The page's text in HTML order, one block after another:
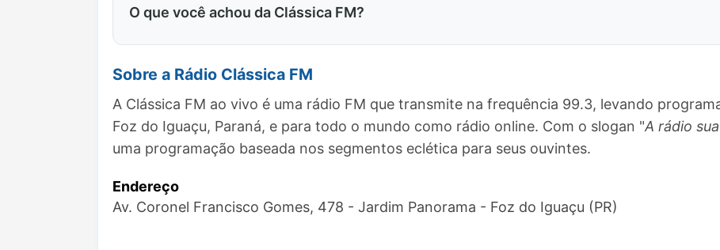
O que você achou da Clássica FM?
Sobre a Rádio Clássica FM
A Clássica FM ao vivo é uma rádio FM que transmite na frequência 99.3, levando
Foz do Iguaçu, Paraná, e para todo o mundo como rádio online. Com o slogan "A rádio
uma programação baseada nos segmentos eclética para seus ouvintes.
Endereço
Av. Coronel Francisco Gomes, 478 - Jardim Panorama - Foz do Iguaçu (PR)